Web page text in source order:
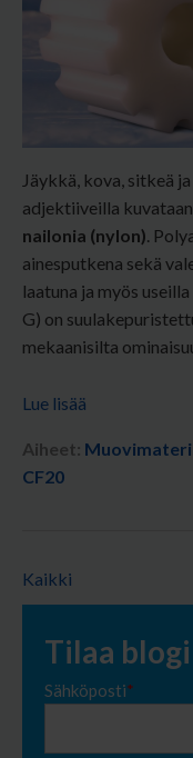
Jäykkä, kova, sitkeä
adjektiiveilla kuvataan
nailonia (nylon).
ainesputkena sekä
laatuna ja myös
G) on
mekaanisilta
Lue lisää
Aiheet:
CF20
Kaikki
Tilaa
Sähköposti*